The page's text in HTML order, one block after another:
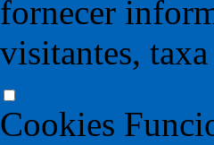
fornecer
visitantes,
Cookies